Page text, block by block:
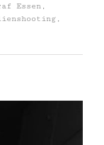
Essen ,
,